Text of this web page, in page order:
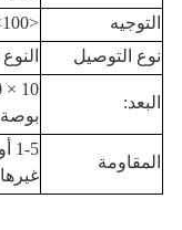
التوجيه
<100>
نوع التوصيل
النوع N/P/P-doped أو النوع P/B-doped
البعد:
بوصة
المقاومة
غيرها